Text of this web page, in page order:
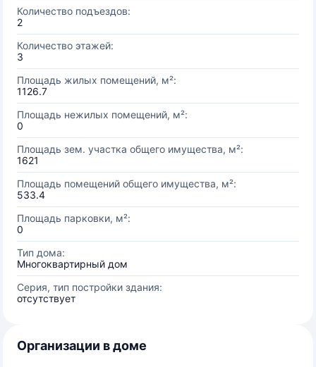
Количество подъездов:
2
Количество этажей:
3
Площадь жилых помещений, м²:
1126.7
Площадь нежилых помещений, м²:
0
Площадь зем. участка общего имущества, м²:
1621
Площадь помещений общего имущества, м²:
533.4
Площадь парковки, м²:
0
Тип дома:
Многоквартирный дом
Серия, тип постройки здания:
отсутствует
Организации в доме